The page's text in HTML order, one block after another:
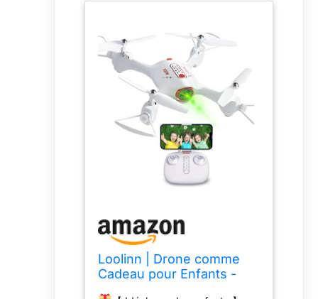
Loolinn | Drone comme
Cadeau pour Enfants -